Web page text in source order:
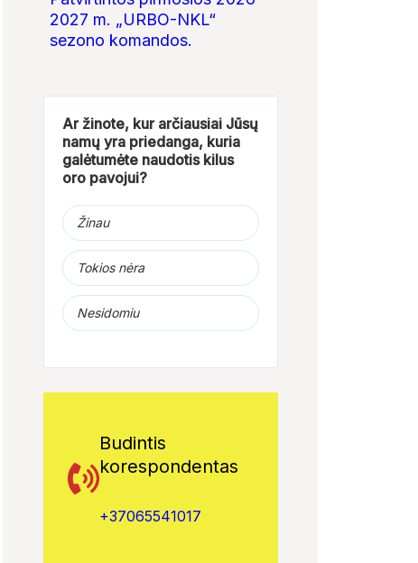
2027 m. „URBO-NKL“
sezono komandos.
Ar žinote, kur arčiausiai Jūsų
namų yra priedanga, kuria
galėtumėte naudotis kilus
oro pavojui?
Žinau
Tokios nėra
Nesidomiu
Budintis
korespondentas
+37065541017